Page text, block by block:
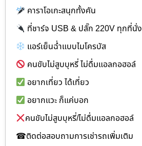
คาราโอเกะสนุกทั้งคัน
ที่ชาร์จ USB & ปลั๊ก 220V ทุกที่นั่ง
แอร์เย็นฉ่ำแบบไมโครบัส
คนขับไม่สูบบุหรี่ ไม่ดื่มแอลกอฮอล์
อยากเที่ยว ได้เที่ยว
อยากแวะ ก็แค่บอก
คนขับไม่สูบบุหรี่/ไม่ดื่มแอลกอฮอล์
☎ติดต่อสอบถามการเช่ารถเพิ่มเติม